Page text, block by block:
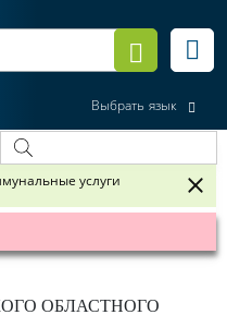
Выбрать язык
услуги
ОБЛАСТНОГО